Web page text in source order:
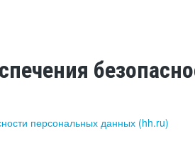
персональных данных (hh.ru)